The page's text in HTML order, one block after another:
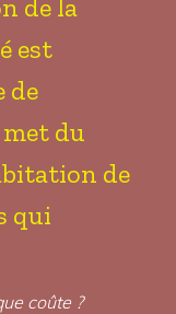
de la
est
de
du
de
qui
coûte ?